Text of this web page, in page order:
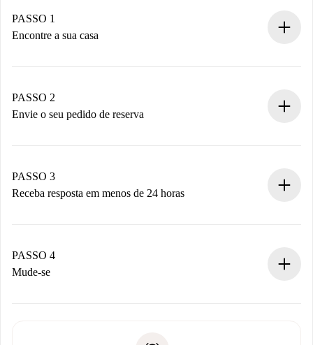
PASSO 1
Encontre a sua casa
Você tem todas as informações necessárias
antecipadamente.
PASSO 2
Envie o seu pedido de reserva
Não cobramos nada até que o proprietário confirme.
PASSO 3
Receba resposta em menos de 24 horas
proprietário.
Se recusada: não cobraremos nada e ofereceremos
PASSO 4
Mude-se